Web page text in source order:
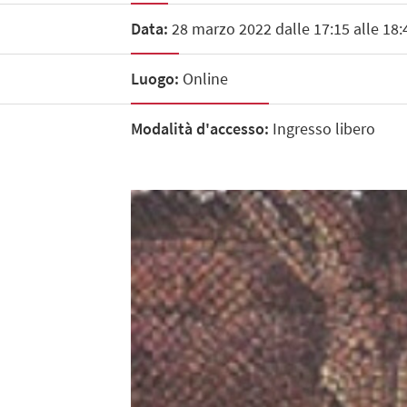
Data: 28 marzo 2022 dalle 17:15 alle
Luogo: Online
Modalità d'accesso: Ingresso libero